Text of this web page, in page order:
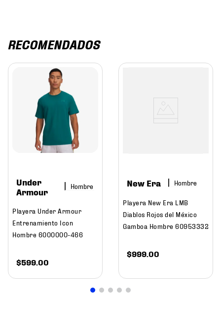
RECOMENDADOS
Under
Armour
Hombre
Playera Under Armour
Entrenamiento Icon
Hombre 6000000-466
$599 00
New Era Hombre
Playera New Era LMB
Diablos Rojos del México
Gamboa Hombre 60953332
$999 00